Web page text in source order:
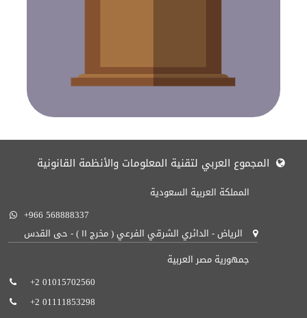
المجموع العربي لتقنية المعلومات والأنظمة القانونية
المملكة العربية السعودية
+966 568888337
الرياض - الدائري الشرقي الفرعي ( مخرج ١١ ) - حى القدس
جمهورية مصر العربية
+2 01015702560
+2 01111853298